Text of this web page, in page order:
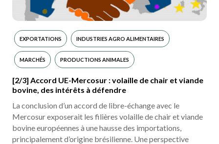
EXPORTATIONS INDUSTRIES AGRO ALIMENTAIRES
MARCHÉS PRODUCTIONS ANIMALES
[2/3] Accord UE-Mercosur : volaille de chair et viande
bovine, des intérêts à défendre
La conclusion d’un accord de libre-échange avec le
Mercosur exposerait les filières volaille de chair et viande
bovine européennes à une hausse des importations,
principalement d’origine brésilienne. Une perspective